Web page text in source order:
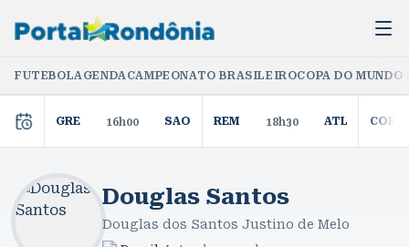
FUTEBOLAGENDACAMPEONATO BRASILEIROCOPA DO
GRE 16h00 SAO REM 18h30 ATL COR
Douglas Santos
Douglas dos Santos Justino de Melo